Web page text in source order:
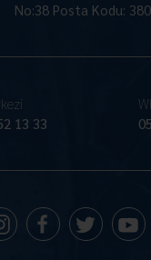
No:38 Posta Kodu:
13 33